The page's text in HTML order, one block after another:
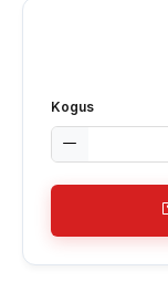
Kogus